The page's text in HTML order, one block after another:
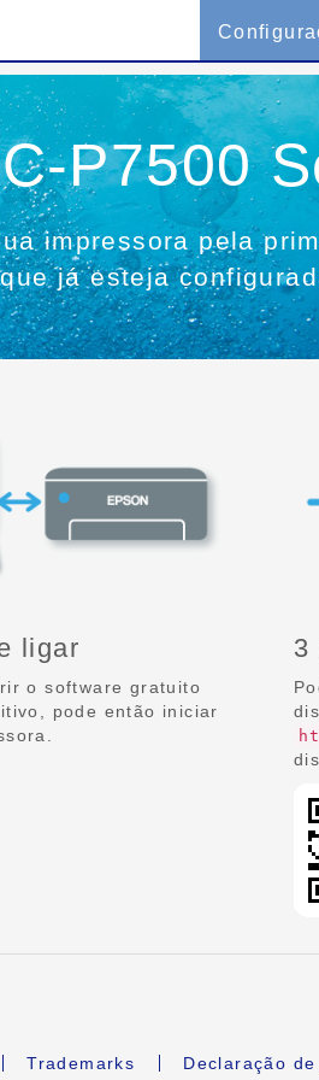
P7500
impressora pela
já esteja
ligar
o software gratuito
pode então iniciar
3
Trademarks Declaração